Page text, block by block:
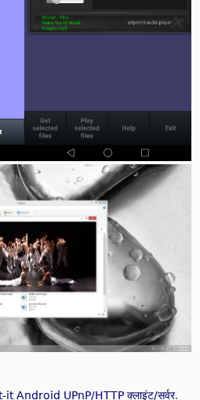
Android UPnP/HTTP क्लाइंट/सर्वर.